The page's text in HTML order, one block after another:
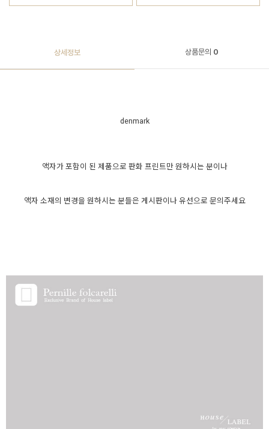
상세정보 상품문의 0
denmark
액자가 포함이 된 제품으로 판화 프린트만 원하시는 분이나
액자 소재의 변경을 원하시는 분들은 게시판이나 유선으로 문의주세요